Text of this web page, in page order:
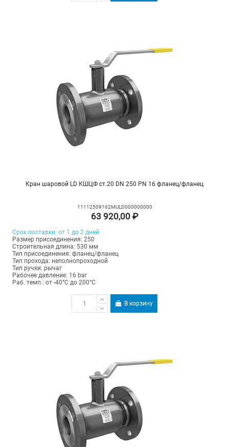
Кран шаровой LD КШЦФ ст.20 DN 250 PN 16 фланец/фланец
11112509162MULD000000000
63 920,00 ₽
Срок поставки: от 1 до 2 дней
Размер присоединения: 250
Строительная длина: 530 мм
Тип присоединения: фланец/фланец
Тип прохода: неполнопроходной
Тип ручки: рычаг
Рабочее давление: 16 bar
Раб. темп.: от -40°C до 200°C
В корзину